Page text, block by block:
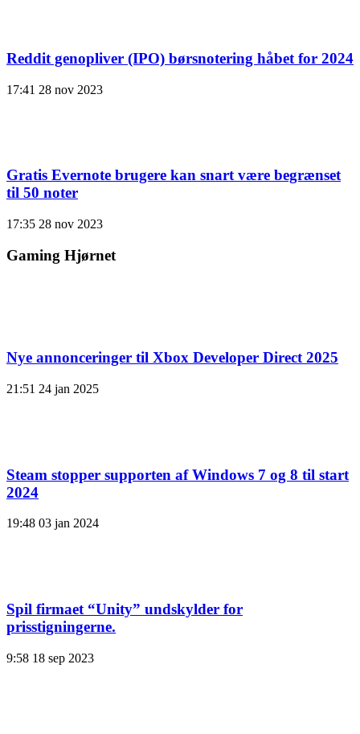
Reddit genopliver (IPO) børsnotering håbet for 2024
17:41 28 nov 2023
Gratis Evernote brugere kan snart være begrænset
til 50 noter
17:35 28 nov 2023
Gaming Hjørnet
Nye annonceringer til Xbox Developer Direct 2025
21:51 24 jan 2025
Steam stopper supporten af ​​Windows 7 og 8 til start
2024
19:48 03 jan 2024
Spil firmaet “Unity” undskylder for
prisstigningerne.
9:58 18 sep 2023